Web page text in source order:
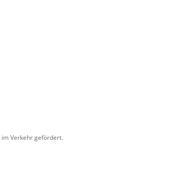
Verkehr gefördert.